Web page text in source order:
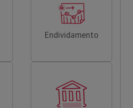
Endividamento